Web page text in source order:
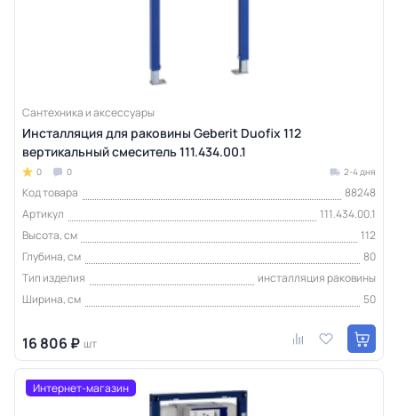
Сантехника и аксессуары
Инсталляция для раковины Geberit Duofix 112
вертикальный смеситель 111.434.00.1
0 0 2-4 дня
Код товара
88248
Артикул
111.434.00.1
Высота, см
112
Глубина, см
80
Тип изделия
инсталляция раковины
Ширина, см
50
16 806 ₽ шт
Интернет-магазин